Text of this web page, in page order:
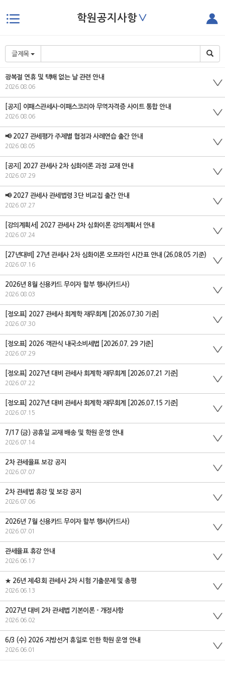
학원공지사항∨
글제목
광복절 연휴 및 택배 없는 날 관련 안내
2026.08.06
[공지] 이패스관세사-이패스코리아 무역자격증 사이트 통합 안내
2026.08.06
📢 2027 관세평가 주제별 협정과 사례연습 출간 안내
2026.08.05
[공지] 2027 관세사 2차 심화이론 과정 교재 안내
2026.07.29
📢 2027 관세사 관세법령 3단 비교집 출간 안내
2026.07.27
[강의계획서] 2027 관세사 2차 심화이론 강의계획서 안내
2026.07.24
[27년대비] 27년 관세사 2차 심화이론 오프라인 시간표 안내 (26.08.05 기준)
2026.07.16
2026년 8월 신용카드 무이자 할부 행사(카드사)
2026.08.03
[정오표] 2027 관세사 회계학 재무회계 [2026.07.30 기준]
2026.07.30
[정오표] 2026 객관식 내국소비세법 [2026.07. 29 기준]
2026.07.29
[정오표] 2027년 대비 관세사 회계학 재무회계 [2026.07.21 기준]
2026.07.22
[정오표] 2027년 대비 관세사 회계학 재무회계 [2026.07.15 기준]
2026.07.15
7/17 (금) 공휴일 교재 배송 및 학원 운영 안내
2026.07.14
2차 관세율표 보강 공지
2026.07.07
2차 관세법 휴강 및 보강 공지
2026.07.06
2026년 7월 신용카드 무이자 할부 행사(카드사)
2026.07.01
관세율표 휴강 안내
2026.06.17
★ 26년 제43회 관세사 2차 시험 기출문제 및 총평
2026.06.13
2027년 대비 2차 관세법 기본이론 - 개정사항
2026.06.02
6/3 (수) 2026 지방선거 휴일로 인한 학원 운영 안내
2026.06.01